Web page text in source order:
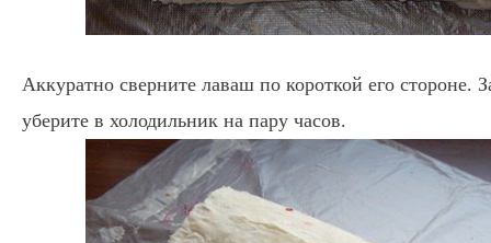
Аккуратно сверните лаваш по короткой его стороне.
уберите в холодильник на пару часов.